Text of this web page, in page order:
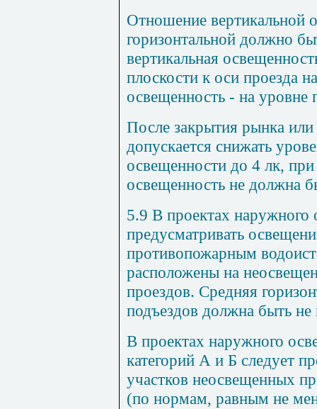
Отношение вертикальной
горизонтальной должно
вертикальная
плоскости к оси проезда
освещенность - на уровне
После закрытия рынка
допускается снижать
освещенности до 4 лк,
освещенность не должна
5.9 В проектах
предусматривать
противопожарным
расположены на
проездов. Средняя
подъездов должна быть не
В проектах наружного
категорий А и Б следует
участков неосвещенных
(по нормам, равным не